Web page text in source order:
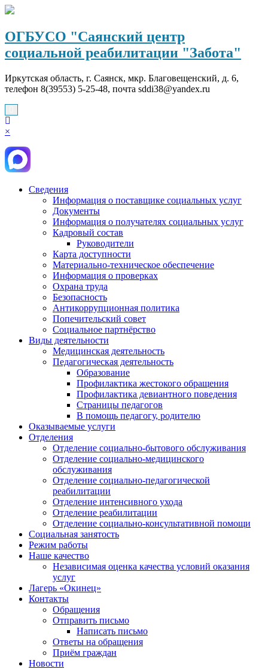
Перейти
содержимому
ОГБУСО "Саянский центр
социальной реабилитации "Забота"
Иркутская область, г. Саянск, мкр. Благовещенский, д. 6,
телефон 8(39553) 5-25-48, почта sddi38@yandex.ru
×
Сведения
Информация о поставщике социальных услуг
Документы
Информация о получателях социальных услуг
Кадровый состав
Руководители
Карта доступности
Материально-техническое обеспечение
Информация о проверках
Охрана труда
Безопасность
Антикоррупционная политика
Попечительский совет
Социальное партнёрство
Виды деятельности
Медицинская деятельность
Педагогическая деятельность
Образование
Профилактика жестокого обращения
Профилактика девиантного поведения
Страницы педагогов
В помощь педагогу, родителю
Оказываемые услуги
Отделения
Отделение социально-бытового обслуживания
Отделение социально-медицинского
обслуживания
Отделение социально-педагогической
реабилитации
Отделение интенсивного ухода
Отделение реабилитации
Отделение социально-консультативной помощи
Социальная занятость
Режим работы
Наше качество
Независимая оценка качества условий оказания
услуг
Лагерь «Окинец»
Контакты
Обращения
Отправить письмо
Написать письмо
Ответы на обращения
Приём граждан
Новости